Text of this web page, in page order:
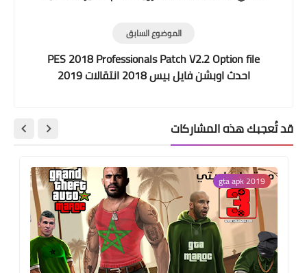
الموضوع السابق
PES 2018 Professionals Patch V2.2 Option file
احدث اوبشن فايل بيس 2018 انتقالات 2019
قد تُعجبك هذه المشاركات
gta apk 2019